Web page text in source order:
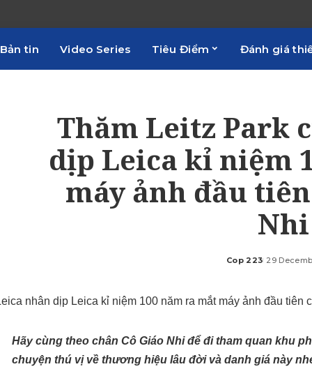
Bản tin Video Series Tiêu Điểm Đánh giá
Thăm Leitz Park
dịp Leica kỉ niệm
máy ảnh đầu
Nhi
Posted
Cop 223 29
Hãy cùng theo chân Cô Giáo Nhi để đi tham quan khu
chuyện thú vị về thương hiệu lâu đời và danh giá này